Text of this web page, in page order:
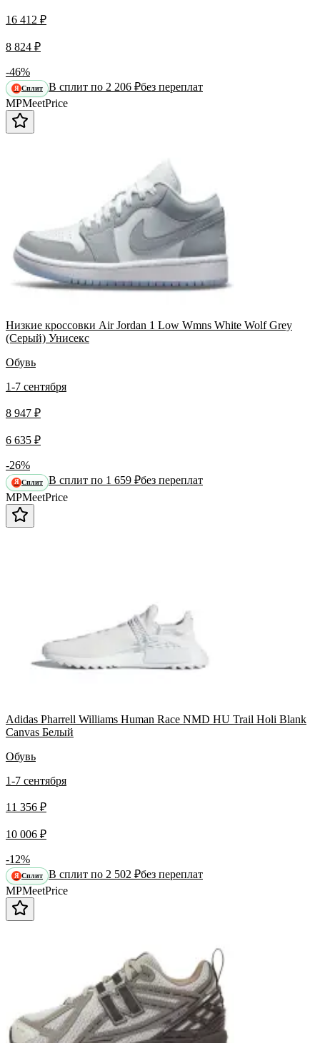
16 412 ₽
8 824 ₽
-46%
Я Сплит В сплит по 2 206 ₽без переплат
MPMeetPrice
Низкие кроссовки Air Jordan 1 Low Wmns White Wolf Grey
(Серый) Унисекс
Обувь
1-7 сентября
8 947 ₽
6 635 ₽
-26%
Я Сплит В сплит по 1 659 ₽без переплат
MPMeetPrice
Adidas Pharrell Williams Human Race NMD HU Trail Holi Blank
Canvas Белый
Обувь
1-7 сентября
11 356 ₽
10 006 ₽
-12%
Я Сплит В сплит по 2 502 ₽без переплат
MPMeetPrice